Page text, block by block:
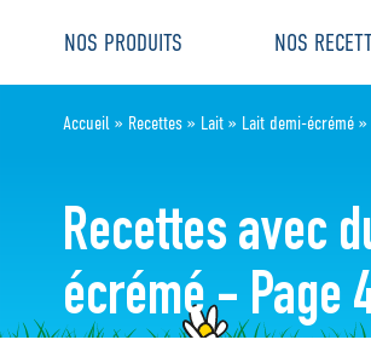
menu
contenu
NOS PRODUITS NOS
Accueil » Recettes » Lait » Lait demi-écrémé »
Recettes avec
écrémé - Page